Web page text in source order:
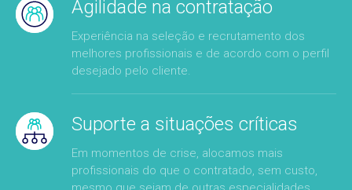
Agilidade na contratação
Experiência na seleção e recrutamento dos
melhores profissionais e de acordo com o perfil
desejado pelo cliente.
Suporte a situações críticas
Em momentos de crise, alocamos mais
profissionais do que o contratado, sem custo,